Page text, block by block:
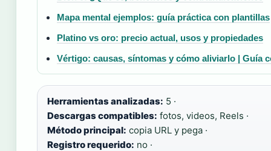
Mapa mental ejemplos: guía práctica con plantillas
Platino vs oro: precio actual, usos y propiedades
Vértigo: causas, síntomas y cómo aliviarlo | Guía
Herramientas analizadas: 5 ·
Descargas compatibles: fotos, videos, Reels ·
Método principal: copia URL y pega ·
Registro requerido: no ·